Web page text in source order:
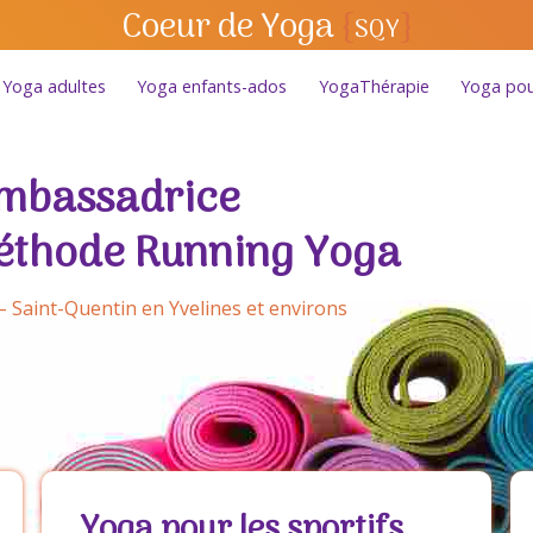
Coeur de Yoga SQY
Yoga adultes Yoga enfants-ados YogaThérapie Yoga
Running Yoga
Saint-Quentin en Yvelines et environs